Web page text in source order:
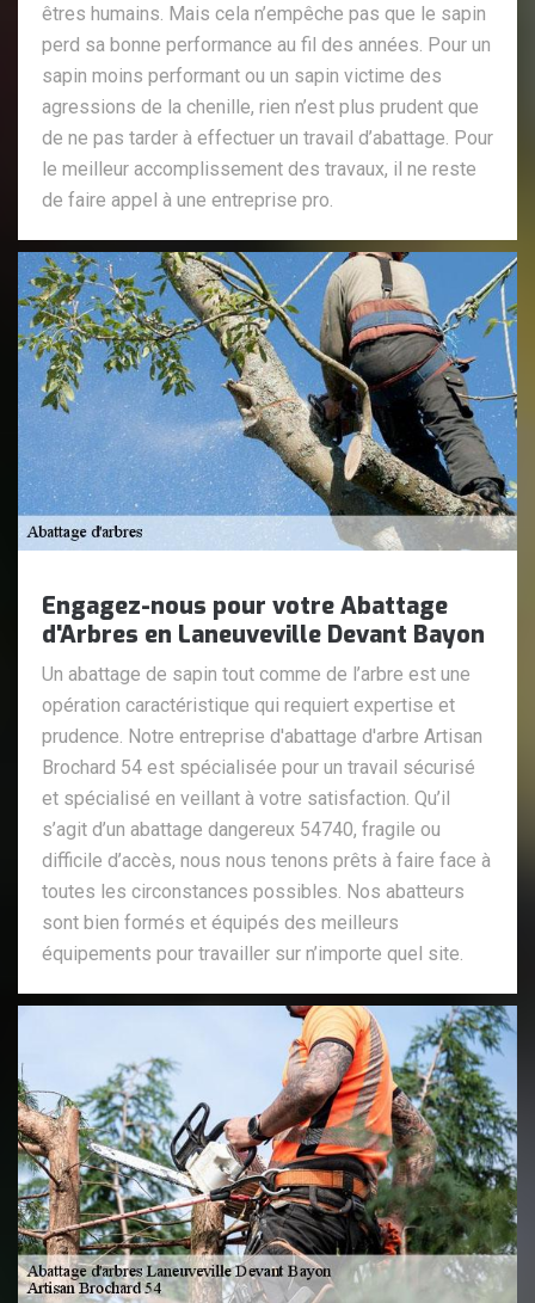
êtres humains. Mais cela n’empêche pas que le sapin
perd sa bonne performance au fil des années. Pour un
sapin moins performant ou un sapin victime des
agressions de la chenille, rien n’est plus prudent que
de ne pas tarder à effectuer un travail d’abattage. Pour
le meilleur accomplissement des travaux, il ne reste
de faire appel à une entreprise pro.
Engagez-nous pour votre Abattage
d'Arbres en Laneuveville Devant Bayon
Un abattage de sapin tout comme de l’arbre est une
opération caractéristique qui requiert expertise et
prudence. Notre entreprise d'abattage d'arbre Artisan
Brochard 54 est spécialisée pour un travail sécurisé
et spécialisé en veillant à votre satisfaction. Qu’il
s’agit d’un abattage dangereux 54740, fragile ou
difficile d’accès, nous nous tenons prêts à faire face à
toutes les circonstances possibles. Nos abatteurs
sont bien formés et équipés des meilleurs
équipements pour travailler sur n’importe quel site.